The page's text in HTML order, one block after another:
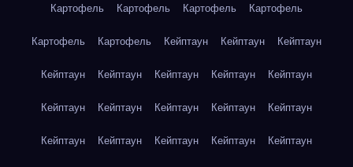
Картофель Картофель Картофель Картофель
Картофель Картофель Кейптаун Кейптаун Кейптаун
Кейптаун Кейптаун Кейптаун Кейптаун Кейптаун
Кейптаун Кейптаун Кейптаун Кейптаун Кейптаун
Кейптаун Кейптаун Кейптаун Кейптаун Кейптаун